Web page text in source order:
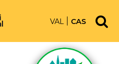
VAL CAS